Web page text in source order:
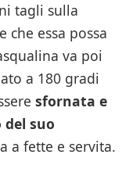
tagli sulla
che essa possa
va poi
a 180 gradi
sfornata e
suo
a fette e servita.